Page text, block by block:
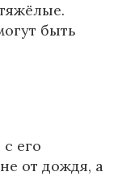
быть
его
от дождя, а